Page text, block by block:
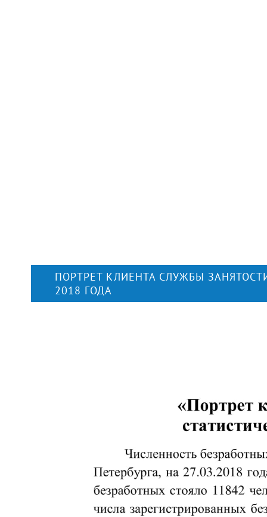
ПОРТРЕТ КЛИЕНТА СЛУЖБЫ
2018 ГОДА